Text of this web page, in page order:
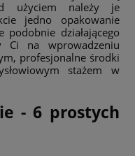
użyciem należy je
jedno opakowanie
podobnie działającego
Ci na wprowadzeniu
profesjonalne środki
stażem w
- 6 prostych